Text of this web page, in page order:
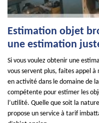
Estimation objet
une estimation
Si vous voulez obtenir une
vous servent plus, faites appel à
en activité dans le domaine de
compétente pour estimer les
l’utilité. Quelle que soit la
propose un service à tarif